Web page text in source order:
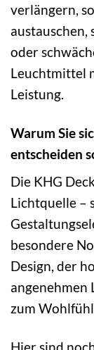
verlängern,
austauschen,
oder
Leuchtmittel
Leistung.
Warum Sie
entscheiden
Die KHG
Lichtquelle –
besondere
Design, der
angenehmen
zum